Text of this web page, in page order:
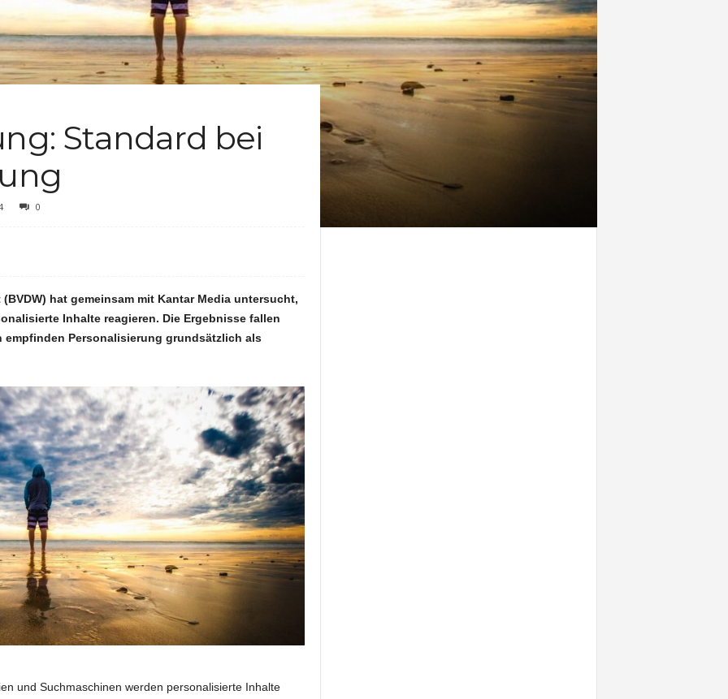
c
h
e
Standard bei
0
hat gemeinsam mit Kantar Media untersucht,
Inhalte reagieren. Die Ergebnisse fallen
Personalisierung grundsätzlich als
und Suchmaschinen werden personalisierte Inhalte